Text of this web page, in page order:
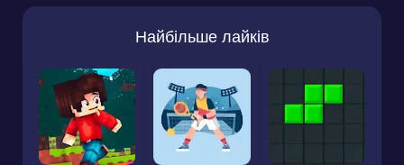
Найбільше лайків